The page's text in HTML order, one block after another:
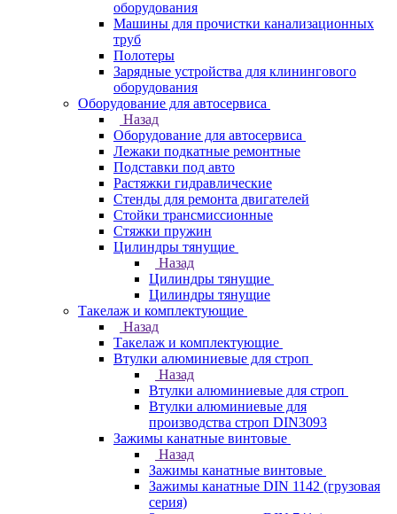
оборудования
Машины для прочистки канализационных
труб
Полотеры
Зарядные устройства для клинингового
оборудования
Оборудование для автосервиса
Назад
Оборудование для автосервиса
Лежаки подкатные ремонтные
Подставки под авто
Растяжки гидравлические
Стенды для ремонта двигателей
Стойки трансмиссионные
Стяжки пружин
Цилиндры тянущие
Назад
Цилиндры тянущие
Цилиндры тянущие
Такелаж и комплектующие
Назад
Такелаж и комплектующие
Втулки алюминиевые для строп
Назад
Втулки алюминиевые для строп
Втулки алюминиевые для
производства строп DIN3093
Зажимы канатные винтовые
Назад
Зажимы канатные винтовые
Зажимы канатные DIN 1142 (грузовая
серия)